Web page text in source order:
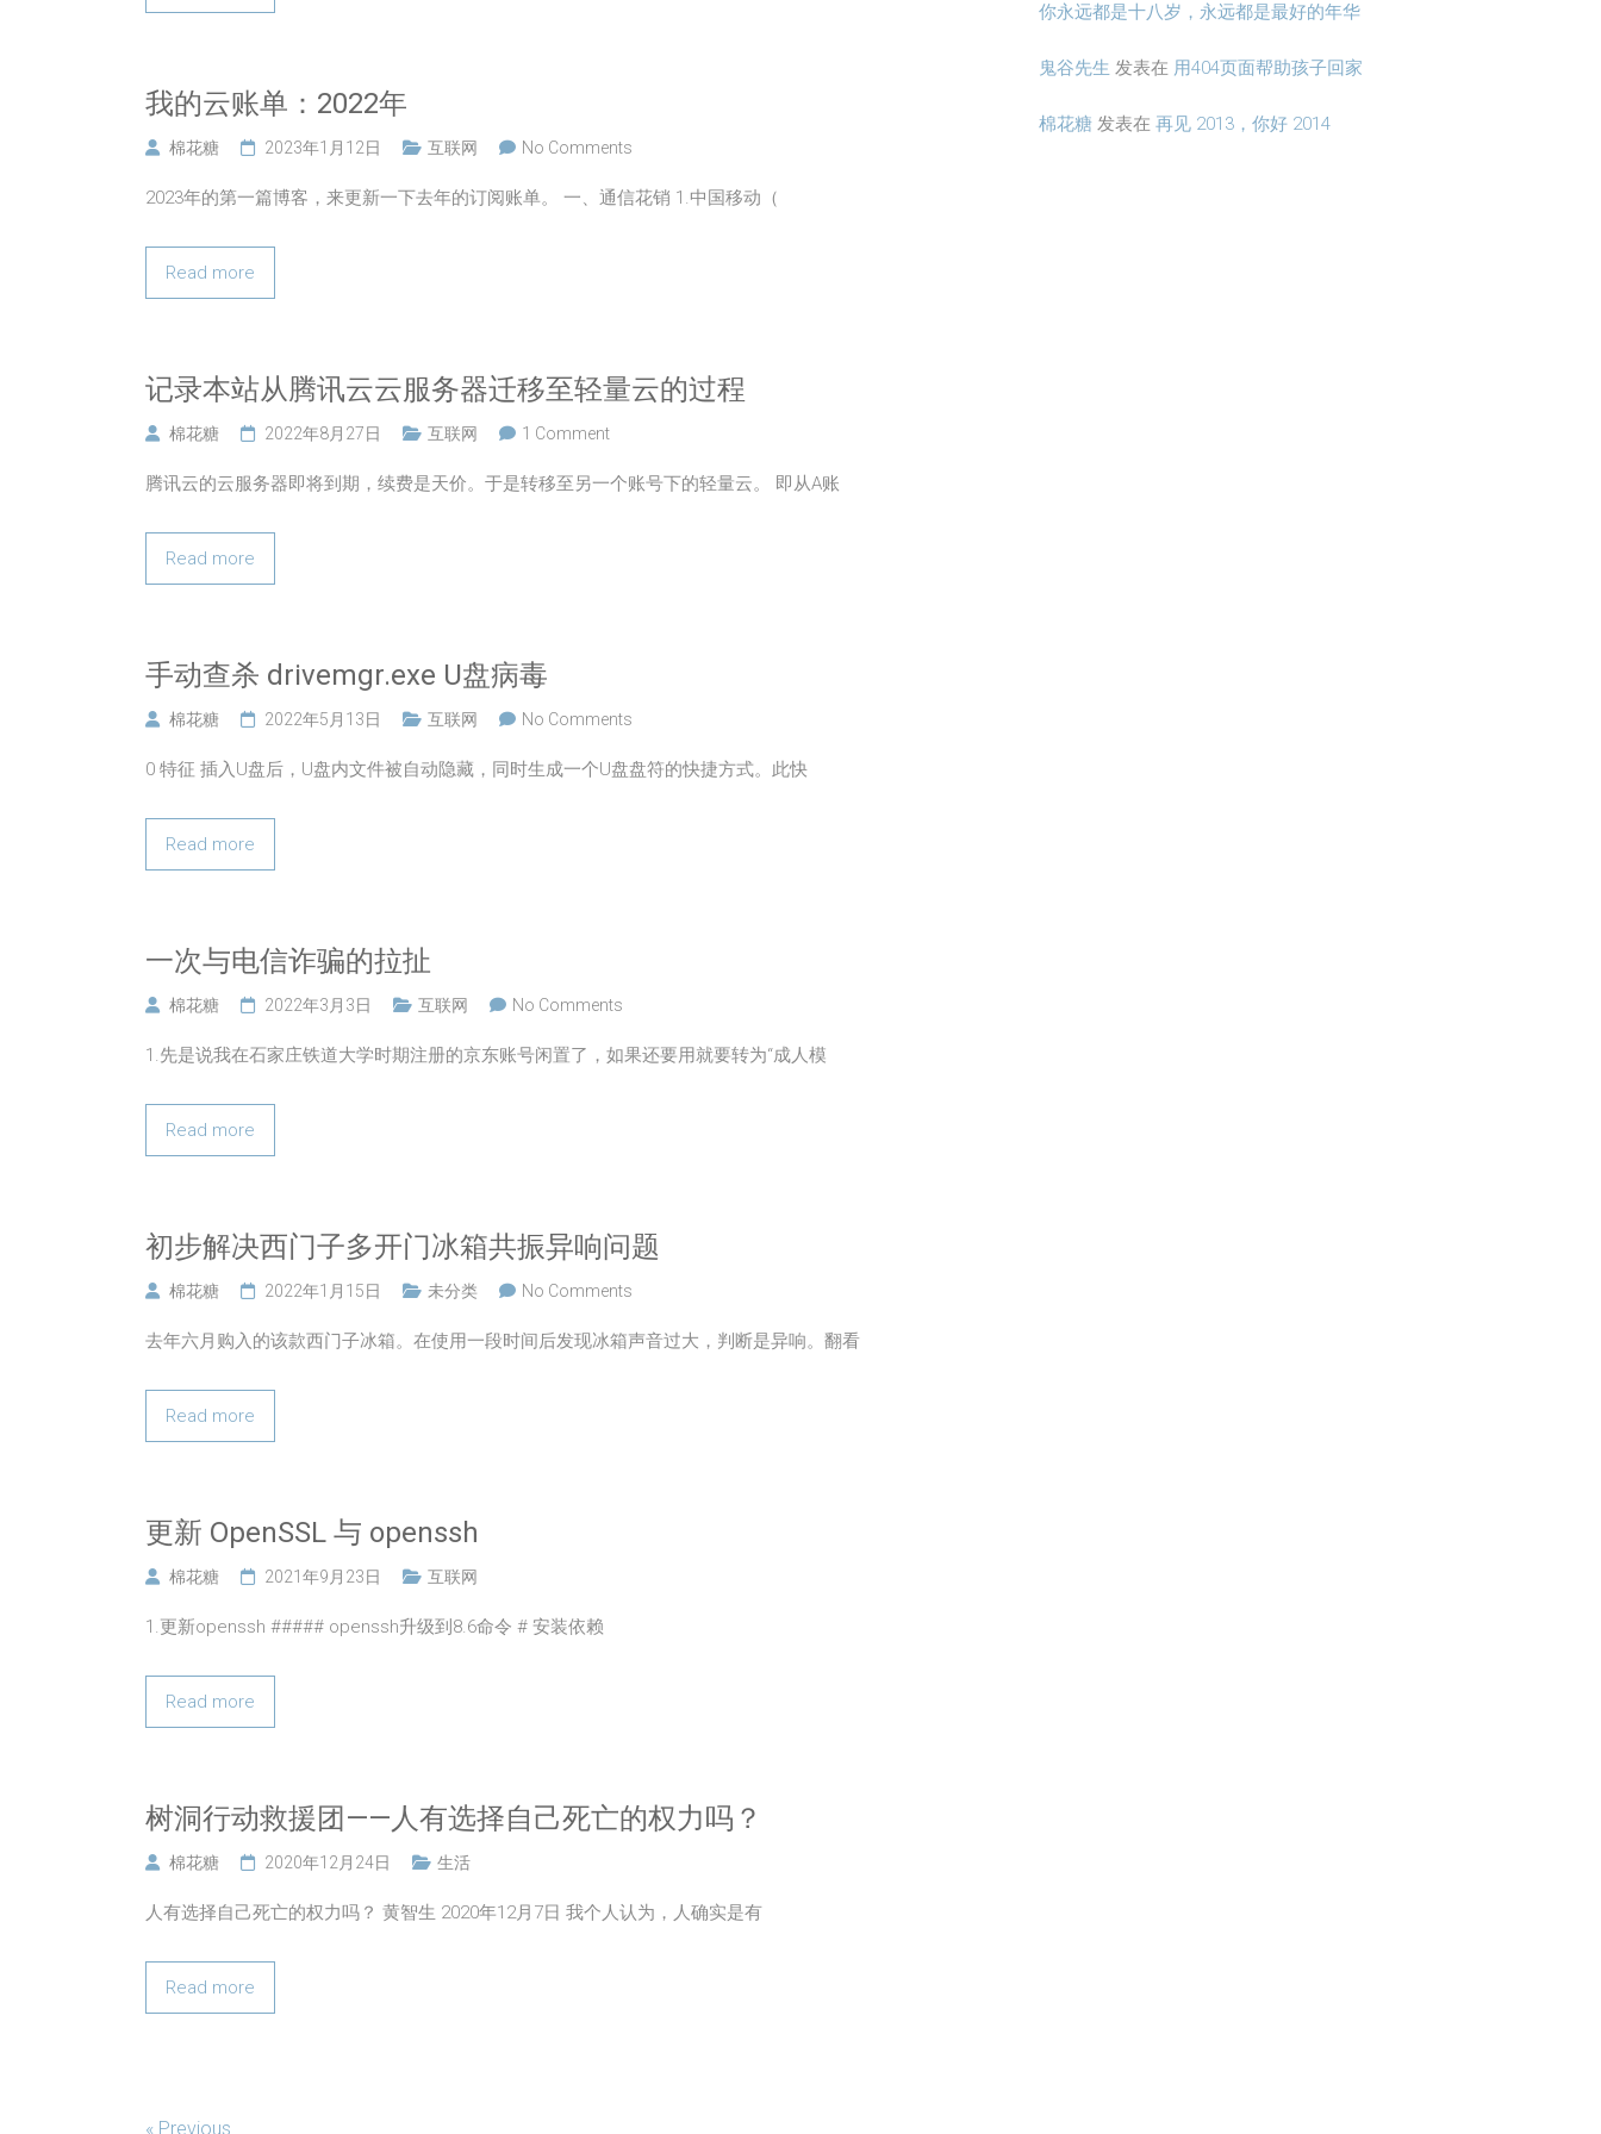
我的云账单：2022年
棉花糖 2023年1月12日 互联网 No Comments
2023年的第一篇博客，来更新一下去年的订阅账单。 一、通信花销 1.中国移动（
Read more
记录本站从腾讯云云服务器迁移至轻量云的过程
棉花糖 2022年8月27日 互联网 1 Comment
腾讯云的云服务器即将到期，续费是天价。于是转移至另一个账号下的轻量云。 即从A账
Read more
手动查杀 drivemgr.exe U盘病毒
棉花糖 2022年5月13日 互联网 No Comments
0 特征 插入U盘后，U盘内文件被自动隐藏，同时生成一个U盘盘符的快捷方式。此快
Read more
一次与电信诈骗的拉扯
棉花糖 2022年3月3日 互联网 No Comments
1.先是说我在石家庄铁道大学时期注册的京东账号闲置了，如果还要用就要转为“成人模
Read more
初步解决西门子多开门冰箱共振异响问题
棉花糖 2022年1月15日 未分类 No Comments
去年六月购入的该款西门子冰箱。在使用一段时间后发现冰箱声音过大，判断是异响。翻看
Read more
更新 OpenSSL 与 openssh
棉花糖 2021年9月23日 互联网
1.更新openssh ##### openssh升级到8.6命令 # 安装依赖
Read more
树洞行动救援团——人有选择自己死亡的权力吗？
棉花糖 2020年12月24日 生活
人有选择自己死亡的权力吗？ 黄智生 2020年12月7日 我个人认为，人确实是有
Read more
« Previous
你永远都是十八岁，永远都是最好的年华
鬼谷先生 发表在 用404页面帮助孩子回家
棉花糖 发表在 再见 2013，你好 2014